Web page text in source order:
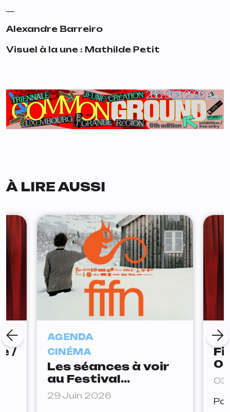
Alexandre Barreiro
Visuel à la une : Mathilde Petit
À LIRE AUSSI
/
AGENDA
CINÉMA
Les séances à voir
au Festival
International du
29 Juin 2026
03